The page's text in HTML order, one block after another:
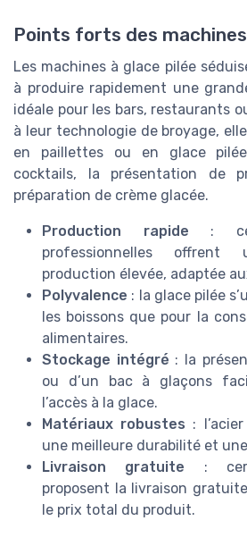
Points forts des
Les machines à glace pilée
à produire rapidement une
idéale pour les bars, restaurants
à leur technologie de broyage,
en paillettes ou en glace
cocktails, la présentation de
préparation de crème glacée.
Production rapide :
professionnelles
production élevée, adaptée
Polyvalence : la glace pilée
les boissons que pour la
alimentaires.
Stockage intégré : la
ou d’un bac à glaçons
l’accès à la glace.
Matériaux robustes :
une meilleure durabilité et
Livraison gratuite :
proposent la livraison
le prix total du produit.